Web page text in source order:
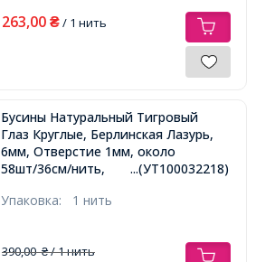
263,00 ₴/ 1 нить
Бусины Натуральный Тигровый
Глаз Круглые, Берлинская Лазурь,
6мм, Отверстие 1мм, около
58шт/36см/нить,
...(УТ100032218)
Упаковка: 1 нить
390,00₴/ 1 нить